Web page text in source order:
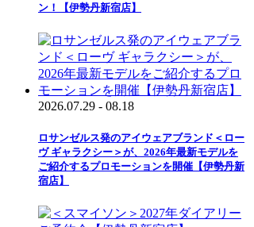
ン！【伊勢丹新宿店】
2026.07.29 - 08.18
ロサンゼルス発のアイウェアブランド＜ロー
ヴ ギャラクシー＞が、2026年最新モデルを
ご紹介するプロモーションを開催【伊勢丹新
宿店】